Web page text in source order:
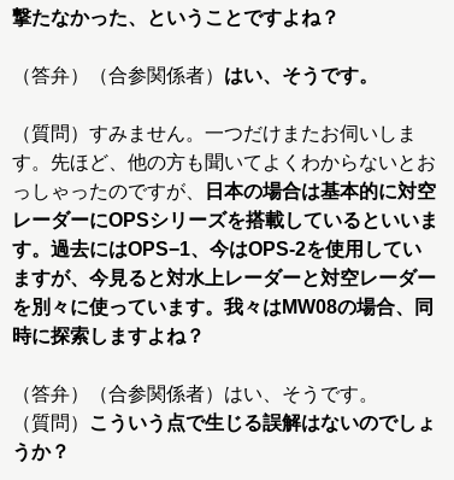
撃たなかった、ということですよね？
（答弁）（合参関係者） はい、そうです。
（質問）すみません。一つだけまたお伺いしま
す。先ほど、他の方も聞いてよくわからないとお
っしゃったのですが、
日本の場合は基本的に対空
レーダーにOPSシリーズを搭載しているといいま
す。過去にはOPS−1、今はOPS-2を使用してい
ますが、今見ると対水上レーダーと対空レーダー
を別々に使っています。我々はMW08の場合、同
時に探索しますよね？
（答弁）（合参関係者）はい、そうです。
（質問） こういう点で生じる誤解はないのでしょ
うか？